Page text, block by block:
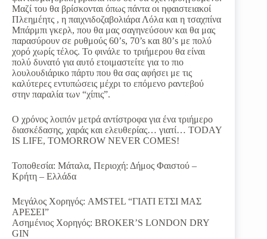
Μαζί του θα βρίσκονται όπως πάντα οι ηφαιστειακοί
Πλεημέητς , η παιχνιδοζαβολιάρα Λόλα και η τσαχπίνα
Μπάρμπι γκερλ, που θα μας σαγηνεύσουν και θα μας
παρασύρουν σε ρυθμούς 60’s, 70’s και 80’s με πολύ
χορό χωρίς τέλος. Το φινάλε το τριήμερου θα είναι
πολύ δυνατό για αυτό ετοιμαστείτε για το πιο
λουλουδιάρικο πάρτυ που θα σας αφήσει με τις
καλύτερες εντυπώσεις μέχρι το επόμενο ραντεβού
στην παραλία των “χίπις”.
Ο χρόνος λοιπόν μετρά αντίστροφα για ένα τριήμερο
διασκέδασης, χαράς και ελευθερίας… γιατί… TODAY
IS LIFE, TOMORROW NEVER COMES!
Τοποθεσία: Μάταλα, Περιοχή: Δήμος Φαιστού –
Κρήτη – Ελλάδα
Μεγάλος Χορηγός: AMSTEL “ΓΙΑΤΙ ΕΤΣΙ ΜΑΣ
ΑΡΕΣΕΙ”
Ασημένιος Χορηγός: BROKER’S LONDON DRY
GIN